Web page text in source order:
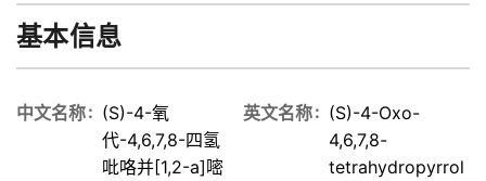
基本信息
中文名称
(S)-4-氧
代-4,6,7,8-四氢
吡咯并[1,2-a]嘧
英文名称
(S)-4-Oxo-
4,6,7,8-
tetrahydropyrrol